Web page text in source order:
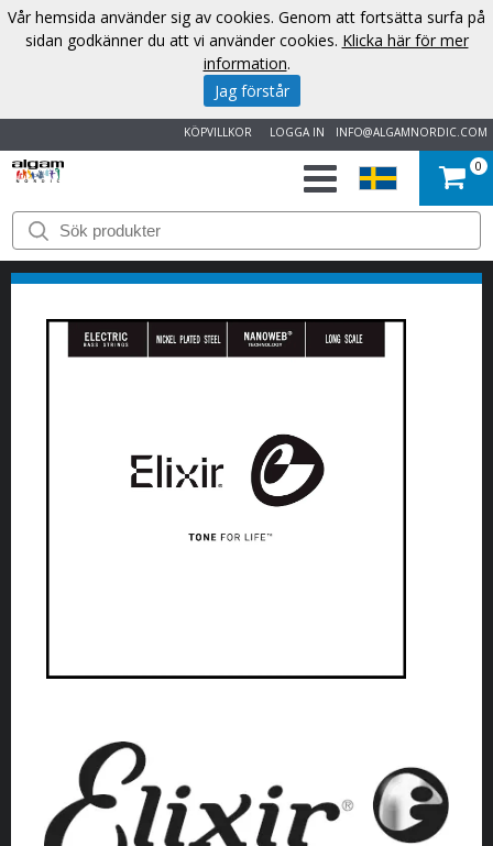
INFO@ALGAMNORDIC.COM
LOGGA IN
KÖPVILLKOR
START
VARUMÄRKEN
NYHETER
KONTAKT
0
Vår hemsida använder sig av cookies. Genom att fortsätta surfa på
sidan godkänner du att vi använder cookies. Klicka här för mer
information.
Jag förstår